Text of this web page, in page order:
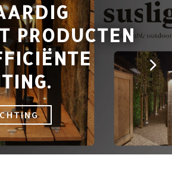
PRODUCTEN